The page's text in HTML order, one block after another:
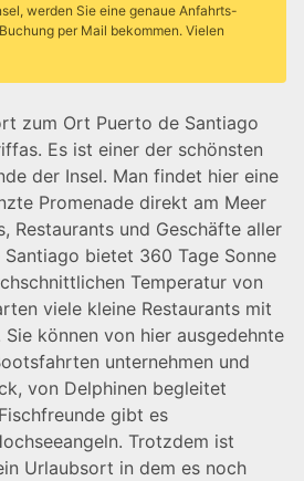
zum Ort Puerto de Santiago
Es ist einer der schönsten
der Insel. Man findet hier eine
Promenade direkt am Meer
Restaurants und Geschäfte aller
bietet 360 Tage Sonne
Temperatur von
viele kleine Restaurants mit
können von hier ausgedehnte
unternehmen und
von Delphinen begleitet
gibt es
Trotzdem ist
Urlaubsort in dem es noch
werden Sie eine genaue Anfahrts-
per Mail bekommen. Vielen